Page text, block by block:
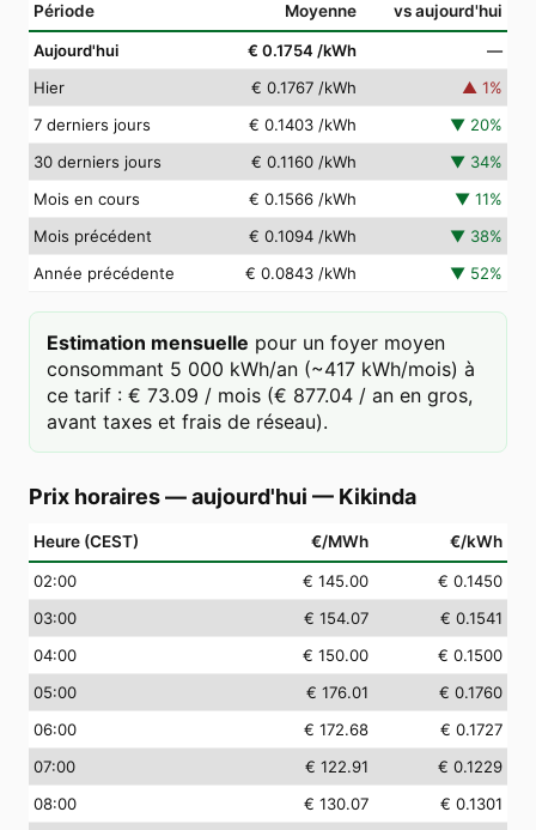
Période Moyenne vs aujourd'hui
Aujourd'hui € 0.1754 /kWh
—
Hier
€ 0.1767 /kWh ▲ 1%
7 derniers jours
€ 0.1403 /kWh ▼ 20%
30 derniers jours
€ 0.1160 /kWh ▼ 34%
Mois en cours
€ 0.1566 /kWh ▼ 11%
Mois précédent
€ 0.1094 /kWh ▼ 38%
Année précédente
€ 0.0843 /kWh ▼ 52%
Estimation mensuelle pour un foyer moyen
consommant 5 000 kWh/an (~417 kWh/mois) à
ce tarif : € 73.09 / mois (€ 877.04 / an en gros,
avant taxes et frais de réseau).
Prix horaires — aujourd'hui — Kikinda
Heure (CEST) €/MWh €/kWh
02:00 € 145.00
€ 0.1450
03:00 € 154.07
€ 0.1541
04:00 € 150.00
€ 0.1500
05:00 € 176.01
€ 0.1760
06:00 € 172.68
€ 0.1727
07:00 € 122.91
€ 0.1229
08:00 € 130.07
€ 0.1301